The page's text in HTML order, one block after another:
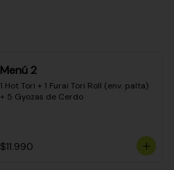
Menú 2
1 Hot Tori + 1 Furai Tori Roll (env. palta)
+ 5 Gyozas de Cerdo
$11.990